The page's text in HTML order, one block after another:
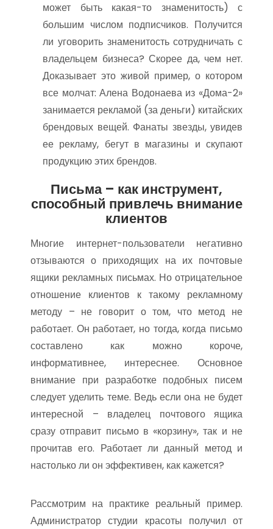
может быть какая-то знаменитость) с
большим числом подписчиков. Получится
ли уговорить знаменитость сотрудничать с
владельцем бизнеса? Скорее да, чем нет.
Доказывает это живой пример, о котором
все молчат: Алена Водонаева из «Дома-2»
занимается рекламой (за деньги) китайских
брендовых вещей. Фанаты звезды, увидев
ее рекламу, бегут в магазины и скупают
продукцию этих брендов.
Письма – как инструмент,
способный привлечь внимание
клиентов
Многие интернет-пользователи негативно
отзываются о приходящих на их почтовые
ящики рекламных письмах. Но отрицательное
отношение клиентов к такому рекламному
методу – не говорит о том, что метод не
работает. Он работает, но тогда, когда письмо
составлено как можно короче,
информативнее, интереснее. Основное
внимание при разработке подобных писем
следует уделить теме. Ведь если она не будет
интересной – владелец почтового ящика
сразу отправит письмо в «корзину», так и не
прочитав его. Работает ли данный метод и
настолько ли он эффективен, как кажется?
Рассмотрим на практике реальный пример.
Администратор студии красоты получил от